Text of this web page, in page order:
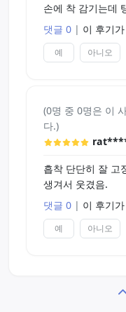
손에 착 감기는데
댓글 0 | 이 후기
예 아니오
(0명 중 0명은 이
다.)
흡착 단단히 잘 고
생겨서 웃겼음.
댓글 0 | 이 후기
예 아니오